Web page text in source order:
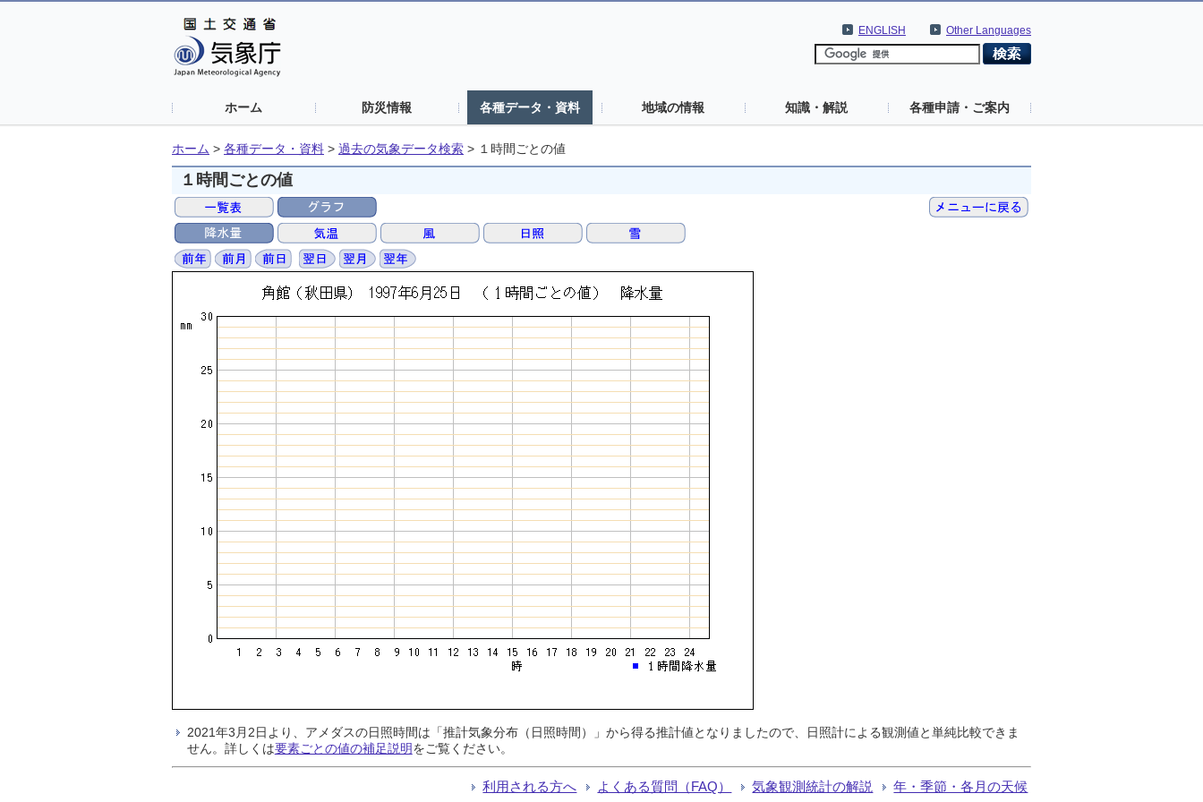
Other Languages
ENGLISH
ホーム 防災情報 各種データ・資料 地域の情報 知識・解説 各種申請・ご案内
ホーム > 各種データ・資料 > 過去の気象データ検索 > １時間ごとの値
１時間ごとの値
2021年3月2日より、アメダスの日照時間は「推計気象分布（日照時間）」から得る推計値となりましたので、日照計による観測値と単純比較できま
せん。詳しくは要素ごとの値の補足説明をご覧ください。
利用される方へ よくある質問（FAQ） 気象観測統計の解説 年・季節・各月の天候